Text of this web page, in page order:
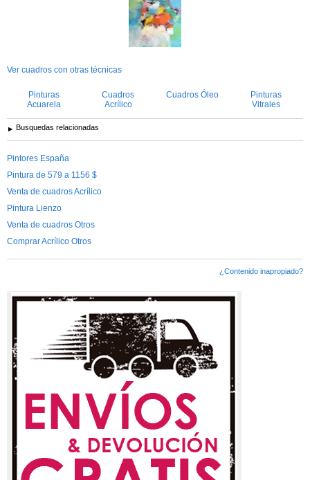
Ver cuadros con otras técnicas
Pinturas
Acuarela
Cuadros
Acrílico
Cuadros Óleo
Pinturas
Vitrales
Busquedas relacionadas
Pintores España
Pintura de 579 a 1156 $
Venta de cuadros Acrílico
Pintura Lienzo
Venta de cuadros Otros
Comprar Acrílico Otros
¿Contenido inapropiado?